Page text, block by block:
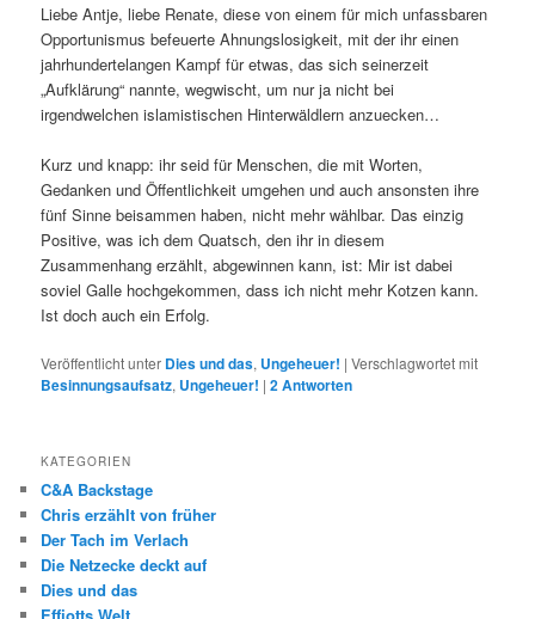
Liebe Antje, liebe Renate, diese von einem für mich unfassbaren
Opportunismus befeuerte Ahnungslosigkeit, mit der ihr einen
jahrhundertelangen Kampf für etwas, das sich seinerzeit
„Aufklärung“ nannte, wegwischt, um nur ja nicht bei
irgendwelchen islamistischen Hinterwäldlern anzuecken…
Kurz und knapp: ihr seid für Menschen, die mit Worten,
Gedanken und Öffentlichkeit umgehen und auch ansonsten ihre
fünf Sinne beisammen haben, nicht mehr wählbar. Das einzig
Positive, was ich dem Quatsch, den ihr in diesem
Zusammenhang erzählt, abgewinnen kann, ist: Mir ist dabei
soviel Galle hochgekommen, dass ich nicht mehr Kotzen kann.
Ist doch auch ein Erfolg.
Veröffentlicht unter Dies und das, Ungeheuer! |Verschlagwortet mit
Besinnungsaufsatz, Ungeheuer! |2Antworten
KATEGORIEN
C&A Backstage
Chris erzählt von früher
Der Tach im Verlach
Die Netzecke deckt auf
Dies und das